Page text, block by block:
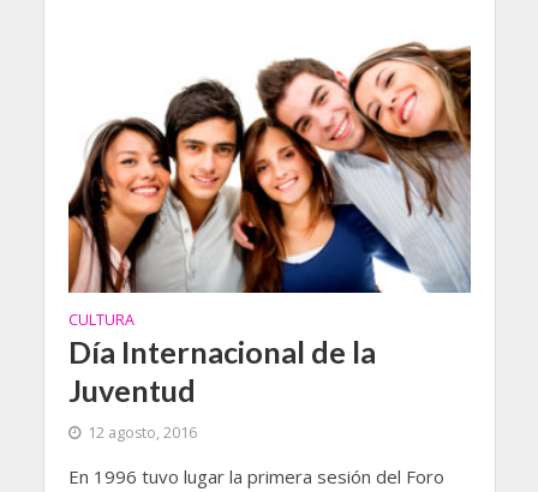
CULTURA
Día Internacional de la
Juventud
12 agosto, 2016
En 1996 tuvo lugar la primera sesión del Foro